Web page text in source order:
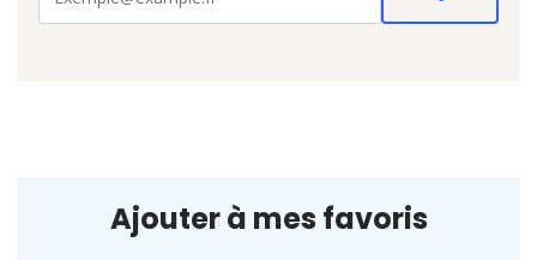
Ajouter à mes favoris